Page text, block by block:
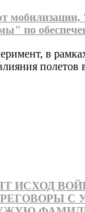
по
в
полетов
С